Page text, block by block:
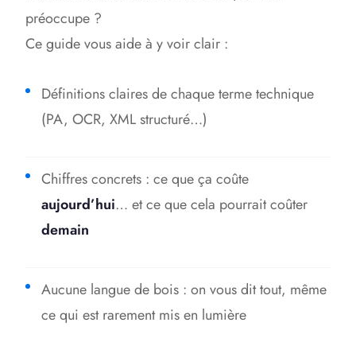
préoccupe ?
Ce guide vous aide à y voir clair :
Définitions claires de chaque terme technique
(PA, OCR, XML structuré…)
Chiffres concrets : ce que ça coûte
aujourd’hui… et ce que cela pourrait coûter
demain
Aucune langue de bois : on vous dit tout, même
ce qui est rarement mis en lumière